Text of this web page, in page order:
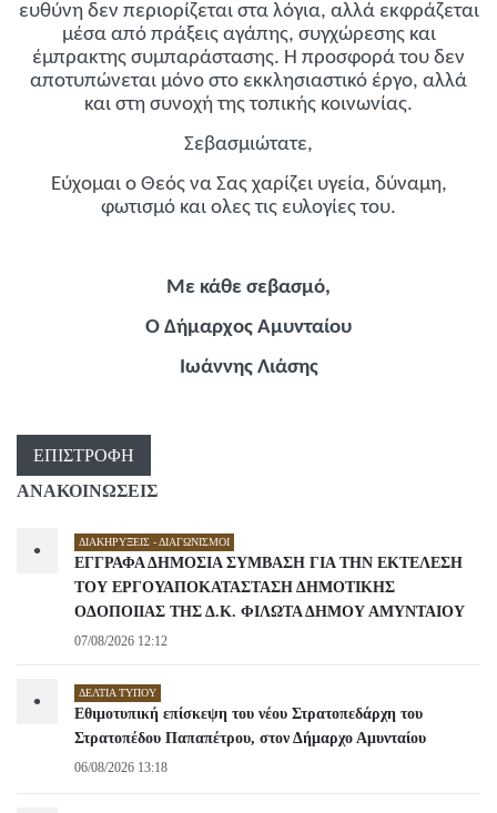
ευθύνη δεν περιορίζεται στα λόγια, αλλά εκφράζεται
μέσα από πράξεις αγάπης, συγχώρεσης και
έμπρακτης συμπαράστασης. Η προσφορά του δεν
αποτυπώνεται μόνο στο εκκλησιαστικό έργο, αλλά
και στη συνοχή της τοπικής κοινωνίας.
Σεβασμιώτατε,
Εύχομαι ο Θεός να Σας χαρίζει υγεία, δύναμη,
φωτισμό και ολες τις ευλογίες του.
Με κάθε σεβασμό,
Ο Δήμαρχος Αμυνταίου
Ιωάννης Λιάσης
ΕΠΙΣΤΡΟΦΉ
ΑΝΑΚΟΙΝΩΣΕΙΣ
• ΔΙΑΚΗΡΎΞΕΙΣ - ΔΙΑΓΩΝΙΣΜΟΊ
ΕΓΓΡΑΦΑ ΔΗΜΟΣΙΑ ΣΥΜΒΑΣΗ ΓΙΑ ΤΗΝ ΕΚΤΕΛΕΣΗ
ΤΟΥ ΕΡΓΟΥΑΠΟΚΑΤΑΣΤΑΣΗ ΔΗΜΟΤΙΚΗΣ
ΟΔΟΠΟΙΙΑΣ ΤΗΣ Δ.Κ. ΦΙΛΩΤΑ ΔΗΜΟΥ ΑΜΥΝΤΑΙΟΥ
07/08/2026 12:12
• ΔΕΛΤΊΑ ΤΎΠΟΥ
Εθιμοτυπική επίσκεψη του νέου Στρατοπεδάρχη του
Στρατοπέδου Παπαπέτρου, στον Δήμαρχο Αμυνταίου
06/08/2026 13:18